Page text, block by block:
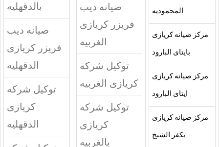
المحموديه
مركز صيانه كريازى
بايتاى البارود
مركز صيانه كريازى
ايتاى البارود
مركز صيانه كريازى
بكفر الشيخ
صيانه ديب
فريزر كريازى
الغربيه
توكيل شركه
كريازى الغربيه
توكيل شركه
كريازى
بالغربيه
بالدقهليه
صيانه ديب
فريزر كريازى
الدقهليه
توكيل شركه
كريازى
الدقهليه